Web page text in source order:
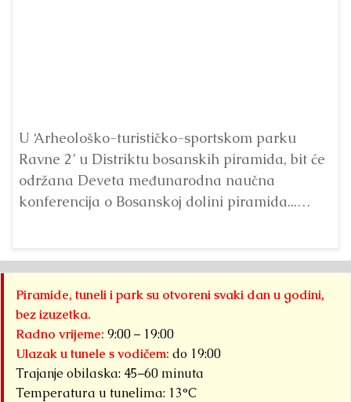
U ‘Arheološko-turističko-sportskom parku
Ravne 2’ u Distriktu bosanskih piramida, bit će
održana Deveta međunarodna naučna
konferencija o Bosanskoj dolini piramida...
Piramide, tuneli i park su otvoreni svaki dan u godini,
bez izuzetka.
Radno vrijeme: 9:00 – 19:00
Ulazak u tunele s vodičem: do 19:00
Trajanje obilaska: 45–60 minuta
Temperatura u tunelima: 13°C